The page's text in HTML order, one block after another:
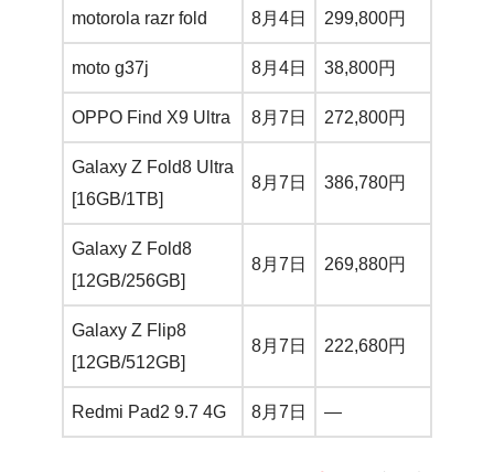
motorola razr fold 8月4日 299,800円
moto g37j 8月4日 38,800円
OPPO Find X9 Ultra 8月7日 272,800円
Galaxy Z Fold8 Ultra
[16GB/1TB]
8月7日 386,780円
Galaxy Z Fold8
[12GB/256GB]
8月7日 269,880円
Galaxy Z Flip8
[12GB/512GB]
8月7日 222,680円
Redmi Pad2 9.7 4G 8月7日 —